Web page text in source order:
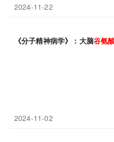
2024-11-22
《分子精神病学》：大脑谷氨
2024-11-02